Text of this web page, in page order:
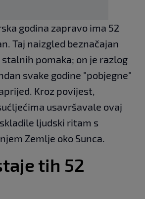
godina zapravo ima 52
Taj naizgled beznačajan
pomaka; on je razlog
svake godine "pobjegne"
Kroz povijest,
usavršavale ovaj
ljudski ritam s
Zemlje oko Sunca.
tih 52